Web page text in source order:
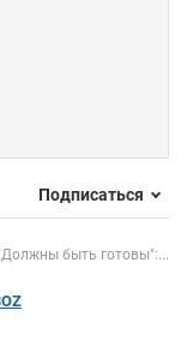
Подписаться
быть готовы":...